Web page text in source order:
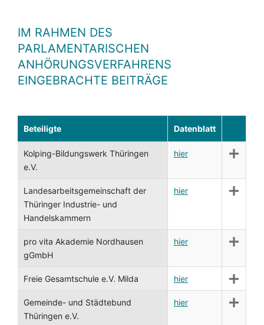
IM RAHMEN DES
PARLAMENTARISCHEN
ANHÖRUNGSVERFAHRENS
EINGEBRACHTE BEITRÄGE
Beteiligte Datenblatt
Kolping-Bildungswerk Thüringen
e.V.
hier
Landesarbeitsgemeinschaft der
Thüringer Industrie- und
Handelskammern
hier
pro vita Akademie Nordhausen
gGmbH
hier
Freie Gesamtschule e.V. Milda hier
Gemeinde- und Städtebund
Thüringen e.V.
hier